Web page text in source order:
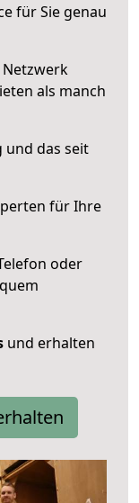
für Sie genau
als manch
und das seit
für Ihre
oder
und erhalten